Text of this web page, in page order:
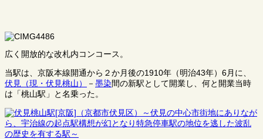
広く開放的な改札内コンコース。
当駅は、京阪本線開通から２か月後の1910年（明治43年）6月に、
伏見（現・伏見桃山）
－ 墨染間の新駅として開業し、何と開業当時
は「桃山駅」と名乗った。